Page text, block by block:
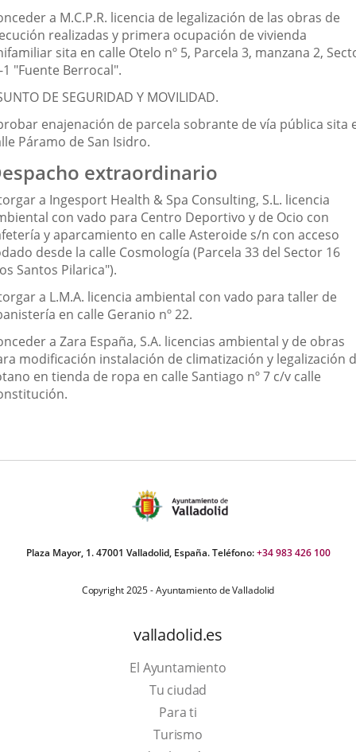
a M.C.P.R. licencia de legalización de las obras de
realizadas y primera ocupación de vivienda
sita en calle Otelo nº 5, Parcela 3, manzana 2,
1 "Fuente Berrocal".
DE SEGURIDAD Y MOVILIDAD.
enajenación de parcela sobrante de vía pública sita
Páramo de San Isidro.
extraordinario
a Ingesport Health & Spa Consulting, S.L. licencia
con vado para Centro Deportivo y de Ocio con
y aparcamiento en calle Asteroide s/n con acceso
desde la calle Cosmología (Parcela 33 del Sector 16
Santos Pilarica").
a L.M.A. licencia ambiental con vado para taller de
en calle Geranio nº 22.
a Zara España, S.A. licencias ambiental y de obras
modificación instalación de climatización y legalización
en tienda de ropa en calle Santiago nº 7 c/v calle
Plaza Mayor, 1. 47001 Valladolid, España. Teléfono:+34 983 426 100
Copyright 2025 - Ayuntamiento de Valladolid
valladolid.es
El Ayuntamiento
Tu ciudad
Para ti
TurismoThis